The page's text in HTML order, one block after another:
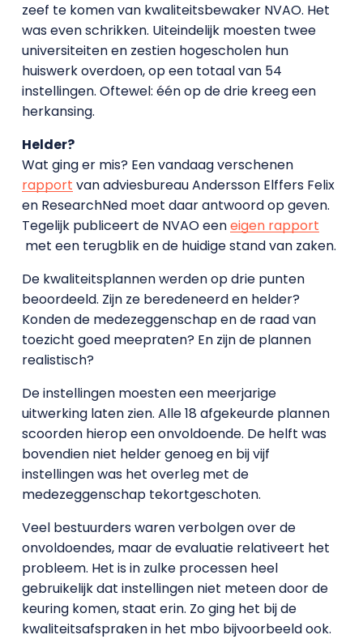
zeef te komen van kwaliteitsbewaker NVAO. Het
was even schrikken. Uiteindelijk moesten twee
universiteiten en zestien hogescholen hun
huiswerk overdoen, op een totaal van 54
instellingen. Oftewel: één op de drie kreeg een
herkansing.
Helder?
Wat ging er mis? Een vandaag verschenen
rapport van adviesbureau Andersson Elffers Felix
en ResearchNed moet daar antwoord op geven.
Tegelijk publiceert de NVAO eeneigen rapport
met een terugblik en de huidige stand van zaken.
De kwaliteitsplannen werden op drie punten
beoordeeld. Zijn ze beredeneerd en helder?
Konden de medezeggenschap en de raad van
toezicht goed meepraten? En zijn de plannen
realistisch?
De instellingen moesten een meerjarige
uitwerking laten zien. Alle 18 afgekeurde plannen
scoorden hierop een onvoldoende. De helft was
bovendien niet helder genoeg en bij vijf
instellingen was het overleg met de
medezeggenschap tekortgeschoten.
Veel bestuurders waren verbolgen over de
onvoldoendes, maar de evaluatie relativeert het
probleem. Het is in zulke processen heel
gebruikelijk dat instellingen niet meteen door de
keuring komen, staat erin. Zo ging het bij de
kwaliteitsafspraken in het mbo bijvoorbeeld ook.